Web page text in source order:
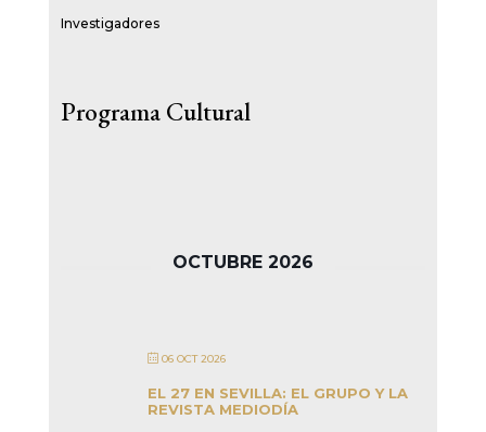
Investigadores
Programa Cultural
OCTUBRE 2026
06 OCT 2026
EL 27 EN SEVILLA: EL GRUPO Y LA
REVISTA MEDIODÍA